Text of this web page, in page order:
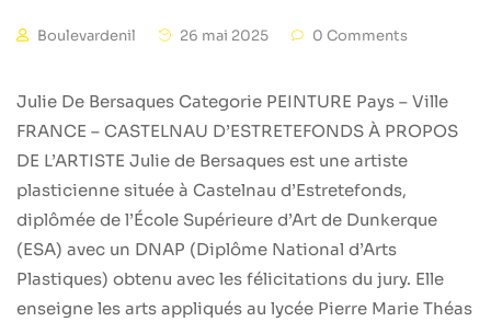
Boulevardenil 26 mai 2025 0 Comments
Julie De Bersaques Categorie PEINTURE Pays – Ville
FRANCE – CASTELNAU D’ESTRETEFONDS À PROPOS
DE L’ARTISTE Julie de Bersaques est une artiste
plasticienne située à Castelnau d’Estretefonds,
diplômée de l’École Supérieure d’Art de Dunkerque
(ESA) avec un DNAP (Diplôme National d’Arts
Plastiques) obtenu avec les félicitations du jury. Elle
enseigne les arts appliqués au lycée Pierre Marie Théas